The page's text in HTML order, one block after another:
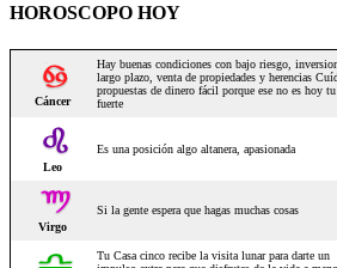
HOROSCOPO HOY